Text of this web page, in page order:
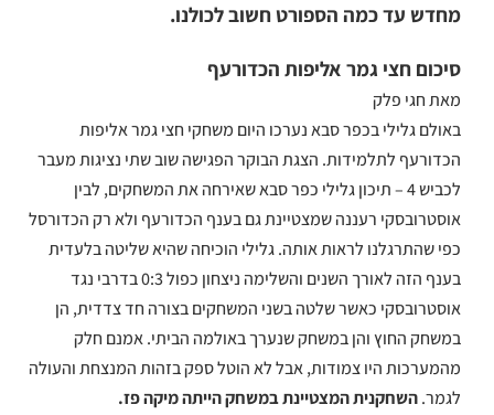
מחדש עד כמה הספורט חשוב לכולנו.
סיכום חצי גמר אליפות הכדורעף
מאת חגי פלק
באולם גלילי בכפר סבא נערכו היום משחקי חצי גמר אליפות
הכדורעף לתלמידות. הצגת הבוקר הפגישה שוב שתי נציגות מעבר
לכביש 4 – תיכון גלילי כפר סבא שאירחה את המשחקים, לבין
אוסטרובסקי רעננה שמצטיינת גם בענף הכדורעף ולא רק הכדורסל
כפי שהתרגלנו לראות אותה. גלילי הוכיחה שהיא שליטה בלעדית
בענף הזה לאורך השנים והשלימה ניצחון כפול 0:3 בדרבי נגד
אוסטרובסקי כאשר שלטה בשני המשחקים בצורה חד צדדית, הן
במשחק החוץ והן במשחק שנערך באולמה הביתי. אמנם חלק
מהמערכות היו צמודות, אבל לא הוטל ספק בזהות המנצחת והעולה
לגמר.השחקנית המצטיינת במשחק הייתה מיקה פז.